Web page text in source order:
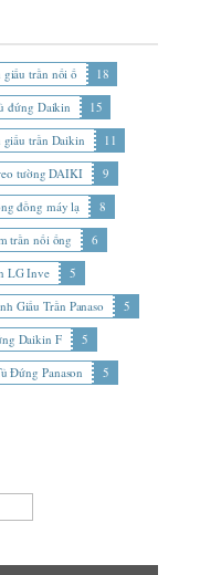
trần nối ố
18
đứng Daikin
15
trần Daikin
11
tường DAIKI
9
đồng máy lạ
8
trần nối ống
6
LG Inve
5
Giấu Trần Panaso
5
Daikin F
5
Đứng Panason 5